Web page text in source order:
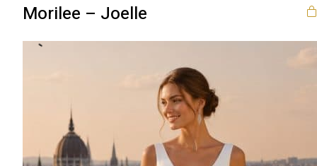
Morilee – Joelle